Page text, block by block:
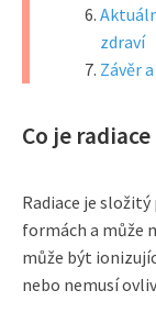
zdraví
Závěr
Co je
Radiace je
formách a může
může být
nebo nemusí